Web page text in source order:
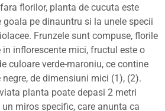
florilor, planta de cucuta este
goala pe dinauntru si la unele specii
Frunzele sunt compuse, florile
in inflorescente mici, fructul este o
culoare verde-maroniu, ce contine
de dimensiuni mici (1), (2).
planta poate depasi 2 metri
miros specific, care anunta ca